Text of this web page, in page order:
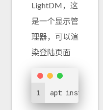
LightDM，这
是一个显示管
理器，可以渲
染登陆页面
1 apt install